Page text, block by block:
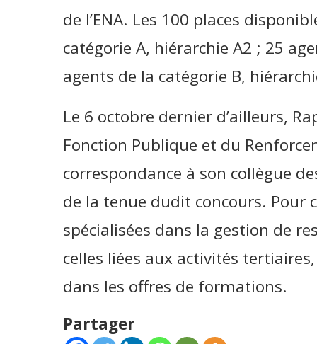
de l’ENA. Les 100 places
catégorie A, hiérarchie A2 ; 25
agents de la catégorie B,
Le 6 octobre dernier d’ailleurs,
Fonction Publique et du
correspondance à son collègue
de la tenue dudit concours. Pour
spécialisées dans la gestion de
celles liées aux activités
dans les offres de formations.
Partager